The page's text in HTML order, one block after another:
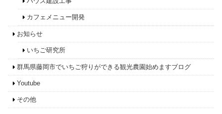
カフェメニュー開発
お知らせ
いちご研究所
群馬県藤岡市でいちご狩りができる観光農園始めますブログ
Youtube
その他